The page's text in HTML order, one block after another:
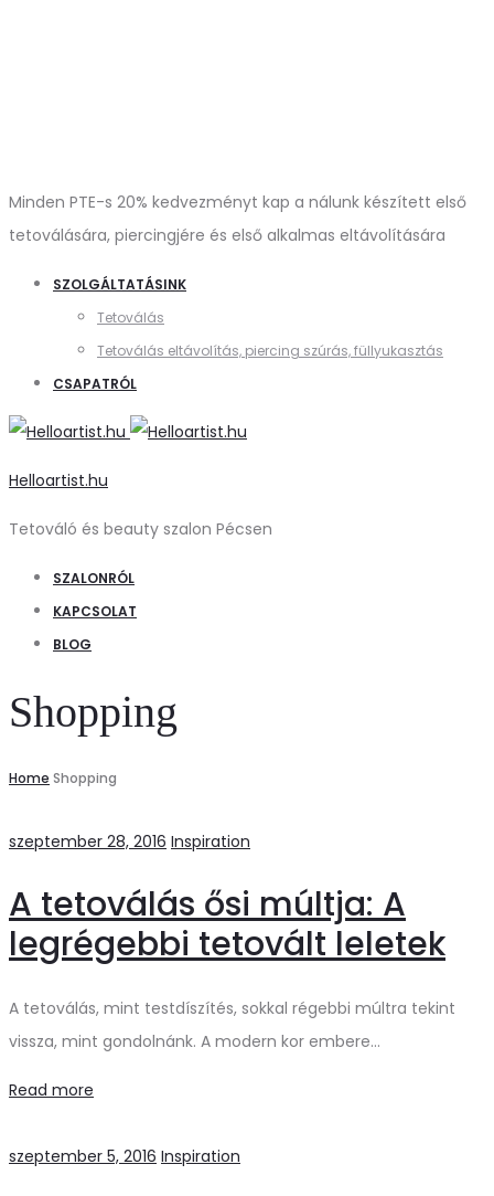
Minden PTE-s 20% kedvezményt kap a nálunk készített első
tetoválására, piercingjére és első alkalmas eltávolítására
SZOLGÁLTATÁSINK
Tetoválás
Tetoválás eltávolítás, piercing szúrás, füllyukasztás
CSAPATRÓL
Helloartist.hu
Tetováló és beauty szalon Pécsen
SZALONRÓL
KAPCSOLAT
BLOG
Shopping
Home Shopping
szeptember 28, 2016 Inspiration
A tetoválás ősi múltja: A
legrégebbi tetovált leletek
A tetoválás, mint testdíszítés, sokkal régebbi múltra tekint
vissza, mint gondolnánk. A modern kor embere…
Read more
szeptember 5, 2016 Inspiration